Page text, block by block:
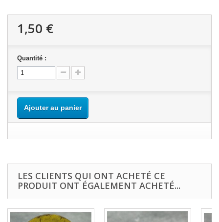
1,50 €
Quantité :
Ajouter au panier
LES CLIENTS QUI ONT ACHETÉ CE
PRODUIT ONT ÉGALEMENT ACHETÉ...